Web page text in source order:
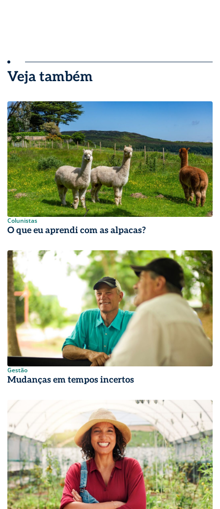
Veja também
Colunistas
O que eu aprendi com as alpacas?
Gestão
Mudanças em tempos incertos